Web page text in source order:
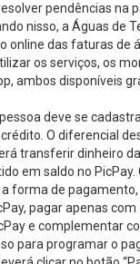
pendências na
nisso, a Águas de
online das faturas de
os serviços, os
ambos disponíveis
deve se
O diferencial
transferir dinheiro
em saldo no PicPay.
forma de
pagar apenas
e complementar
para programar o